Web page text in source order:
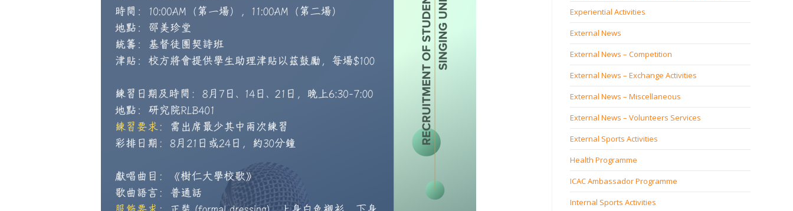
Experiential Activities
External News
External News – Competition
External News – Exchange Activities
External News – Miscellaneous
External News – Volunteers Services
External Sports Activities
Health Programme
ICAC Ambassador Programme
Internal Sports Activities